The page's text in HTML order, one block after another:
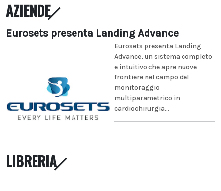
AZIENDE
Eurosets presenta Landing Advance
Eurosets presenta Landing
Advance, un sistema completo
e intuitivo che apre nuove
frontiere nel campo del
monitoraggio
multiparametrico in
cardiochirurgia...
LIBRERIA